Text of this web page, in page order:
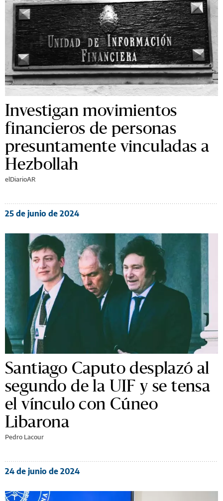
Investigan movimientos
financieros de personas
presuntamente vinculadas a
Hezbollah
elDiarioAR
25 de junio de 2024
Santiago Caputo desplazó al
segundo de la UIF y se tensa
el vínculo con Cúneo
Libarona
Pedro Lacour
24 de junio de 2024